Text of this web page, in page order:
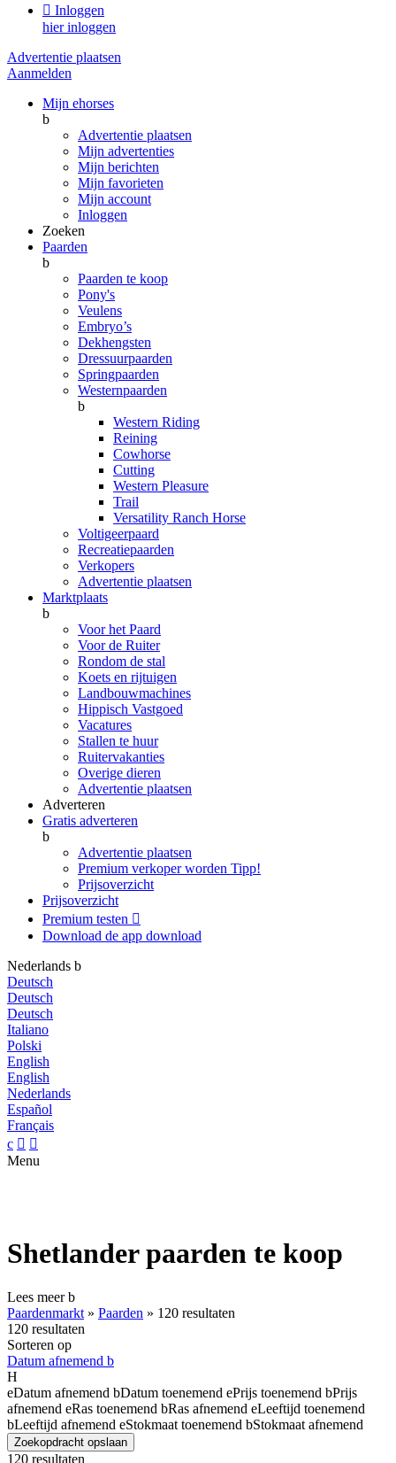
 Inloggen
hier inloggen
Advertentie plaatsen
Aanmelden
Mijn ehorses
b
Advertentie plaatsen
Mijn advertenties
Mijn berichten
Mijn favorieten
Mijn account
Inloggen
Zoeken
Paarden
b
Paarden te koop
Pony's
Veulens
Embryo’s
Dekhengsten
Dressuurpaarden
Springpaarden
Westernpaarden
b
Western Riding
Reining
Cowhorse
Cutting
Western Pleasure
Trail
Versatility Ranch Horse
Voltigeerpaard
Recreatiepaarden
Verkopers
Advertentie plaatsen
Marktplaats
b
Voor het Paard
Voor de Ruiter
Rondom de stal
Koets en rijtuigen
Landbouwmachines
Hippisch Vastgoed
Vacatures
Stallen te huur
Ruitervakanties
Overige dieren
Advertentie plaatsen
Adverteren
Gratis adverteren
b
Advertentie plaatsen
Premium verkoper worden Tipp!
Prijsoverzicht
Prijsoverzicht
Premium testen 
Download de app download
Nederlands b
Deutsch
Deutsch
Deutsch
Italiano
Polski
English
English
Nederlands
Español
Français
c  
Menu
Shetlander paarden te koop
Lees meerb
Paardenmarkt » Paarden » 120 resultaten
120 resultaten
Sorteren op
Datum afnemend b
H
eDatum afnemend bDatum toenemend ePrijs toenemend bPrijs
afnemend eRas toenemend bRas afnemend eLeeftijd toenemend
bLeeftijd afnemend eStokmaat toenemend bStokmaat afnemend
Zoekopdracht opslaan
120 resultaten